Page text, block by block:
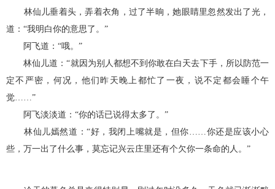
林仙儿垂着头，弄着衣角，过了半晌，她眼睛里忽然发出了光，
道：“我明白你的意思了。”
阿飞道：“哦。”
林仙儿道：“就因为别人都想不到你敢在白天去下手，所以防范一
定不严密，何况，他们昨天晚上都忙了一夜，说不定都会睡个午
觉……”
阿飞淡淡道：“你的话已说得太多了。”
林仙儿嫣然道：“好，我闭上嘴就是，但你……你还是应该小心
些，万一出了什么事，莫忘记兴云庄里还有个欠你一条命的人。”